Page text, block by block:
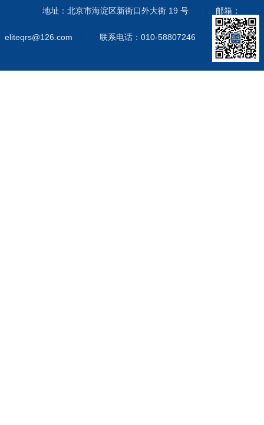
地址：北京市海淀区新街口外大街 19 号 邮箱：
eliteqrs@126.com 联系电话：010-58807246